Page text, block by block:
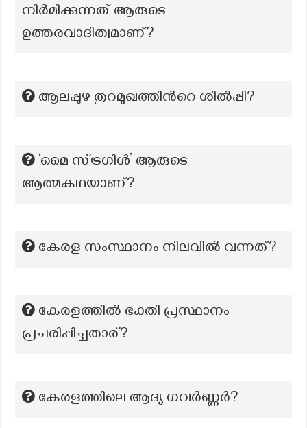
നിർമിക്കുന്നത് ആരുടെ
ഉത്തരവാദിത്വമാണ്?
ആലപ്പുഴ തുറമുഖത്തിന്‍റെ ശില്‍പ്പി?
‘മൈ സ്ട്രഗിൾ’ ആരുടെ
ആത്മകഥയാണ്?
കേരള സംസ്ഥാനം നിലവിൽ വന്നത്?
കേരളത്തിൽ ഭക്തി പ്രസ്ഥാനം
പ്രചരിപ്പിച്ചതാര്?
കേരളത്തിലെ ആദ്യ ഗവർണ്ണർ?